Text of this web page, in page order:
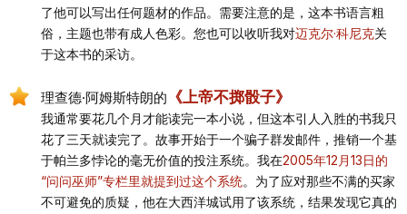
了他可以写出任何题材的作品。需要注意的是，这本书语言粗
俗，主题也带有成人色彩。您也可以收听我对迈克尔·科尼克关
于这本书的采访。
理查德·阿姆斯特朗的 《上帝不掷骰子》
我通常要花几个月才能读完一本小说，但这本引人入胜的书我只
花了三天就读完了。故事开始于一个骗子群发邮件，推销一个基
于帕兰多悖论的毫无价值的投注系统。我在2005年12月13日的
“问问巫师”专栏里就提到过这个系统。为了应对那些不满的买家
不可避免的质疑，他在大西洋城试用了该系统，结果发现它真的